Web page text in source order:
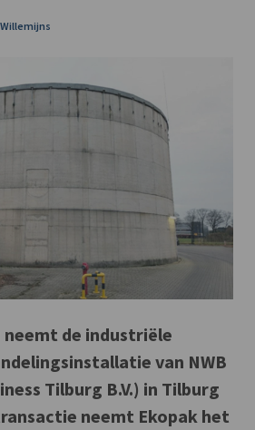
Willemijns
neemt de industriële
van NWB
Tilburg B.V.) in Tilburg
neemt Ekopak het